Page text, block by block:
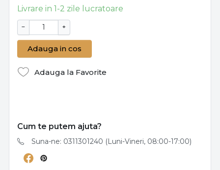
Livrare in 1-2 zile lucratoare
− +
Adauga in cos
Adauga la Favorite
Cum te putem ajuta?
Suna-ne: 0311301240 (Luni-Vineri, 08:00-17:00)